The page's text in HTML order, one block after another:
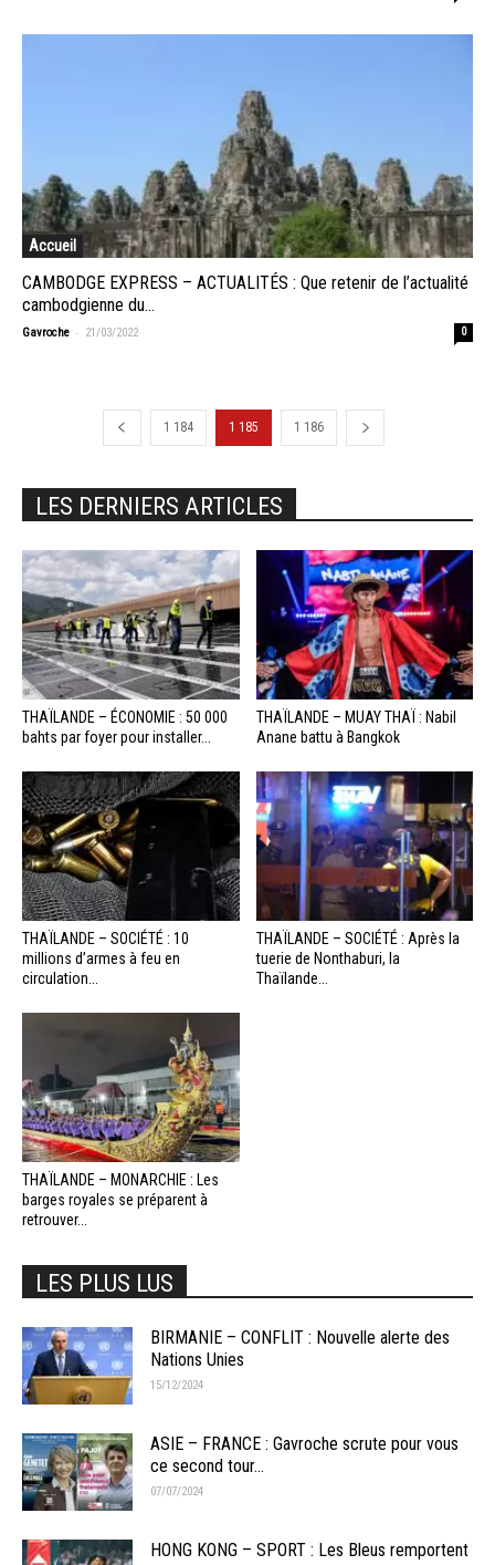
Accueil
CAMBODGE EXPRESS – ACTUALITÉS : Que retenir de l’actualité
cambodgienne du...
Gavroche - 21/03/2022 0
1 184 1 185 1 186
LES DERNIERS ARTICLES
THAÏLANDE – ÉCONOMIE : 50 000
bahts par foyer pour installer...
THAÏLANDE – MUAY THAÏ : Nabil
Anane battu à Bangkok
THAÏLANDE – SOCIÉTÉ : 10
millions d’armes à feu en
circulation...
THAÏLANDE – SOCIÉTÉ : Après la
tuerie de Nonthaburi, la
Thaïlande...
THAÏLANDE – MONARCHIE : Les
barges royales se préparent à
retrouver...
LES PLUS LUS
BIRMANIE – CONFLIT : Nouvelle alerte des
Nations Unies
15/12/2024
ASIE – FRANCE : Gavroche scrute pour vous
ce second tour...
07/07/2024
HONG KONG – SPORT : Les Bleus remportent